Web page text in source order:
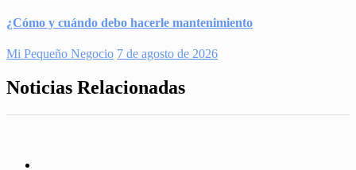
¿Cómo y cuándo debo hacerle mantenimiento
Mi Pequeño Negocio 7 de agosto de 2026
Noticias Relacionadas